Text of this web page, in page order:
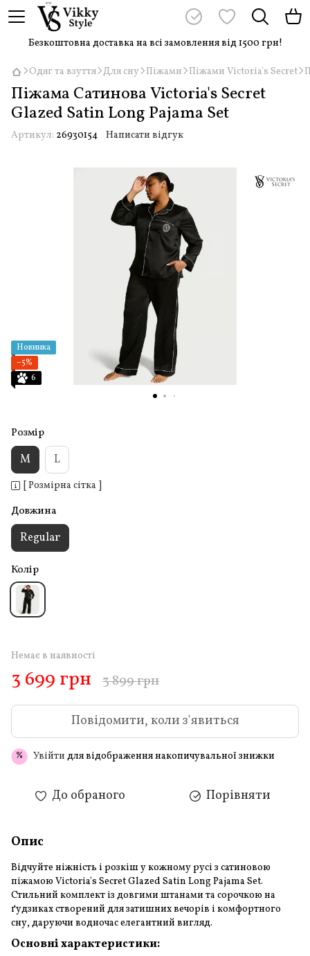
Безкоштовна доставка на всі замовлення від 1500 грн!
Одяг та взуття Для сну Піжами Піжами Victoria's Secret
Піжама Сатинова Victoria's Secret
Glazed Satin Long Pajama Set
Артикул: 26930154 Написати відгук
Новинка
−5%
6
Розмір
M L
[ Розмірна сітка ]
Довжина
Regular
Колір
Немає в наявності
3 699 грн 3 899 грн
Повідомити, коли з'явиться
% Увійти для відображення накопичувальної знижки
До обраного Порівняти
Опис
Відчуйте ніжність і розкіш у кожному русі з сатиновою
піжамою Victoria's Secret Glazed Satin Long Pajama Set.
Стильний комплект із довгими штанами та сорочкою на
ґудзиках створений для затишних вечорів і комфортного
сну, даруючи водночас елегантний вигляд.
Основні характеристики: